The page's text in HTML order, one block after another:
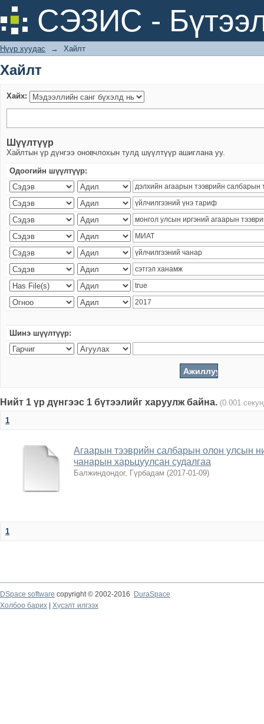
СЭЗИС -
Хайлт
Нүүр хуудас → Хайлт
Хайлт
Хайх:
Шүүлтүүр
Хайлтын үр дүнгээ оновчлохын тулд шүүлтүүр ашиглана уу.
Одоогийн шүүлтүүр:
Шинэ шүүлтүүр:
Нийт 1 үр дүнгээс 1 бүтээлийг харуулж байна. (0.001
1
Агаарын тээврийн салбарын олон улсын
чанарын харьцуулсан судалгаа
Балжиндондог, Гүрбадам (2017-01-09)
1
DSpace software copyright © 2002-2016
DuraSpace
Холбоо барих
Хүсэлт илгээх